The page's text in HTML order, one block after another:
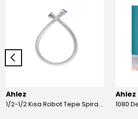
Ahlez
1/2-1/2 Kısa Robot Tepe Spiral Duş Hortumu 60cm
Ahlez